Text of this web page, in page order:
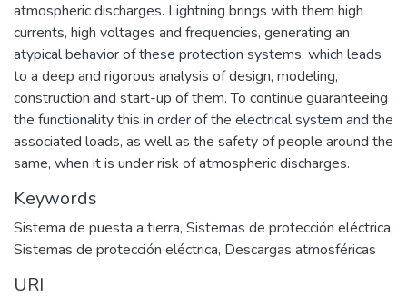
atmospheric discharges. Lightning brings with them high
currents, high voltages and frequencies, generating an
atypical behavior of these protection systems, which leads
to a deep and rigorous analysis of design, modeling,
construction and start-up of them. To continue guaranteeing
the functionality this in order of the electrical system and the
associated loads, as well as the safety of people around the
same, when it is under risk of atmospheric discharges.
Keywords
Sistema de puesta a tierra, Sistemas de protección eléctrica,
Sistemas de protección eléctrica, Descargas atmosféricas
URI